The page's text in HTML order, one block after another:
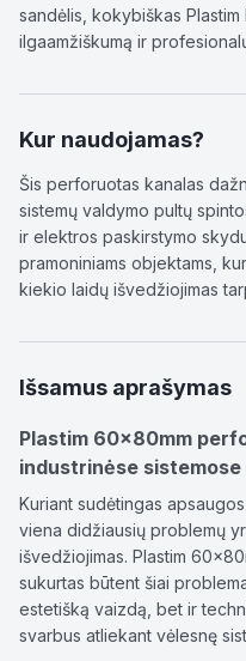
sandėlis, kokybiškas
ilgaamžiškumą ir
Kur naudojamas?
Šis perforuotas kanalas
sistemų valdymo pultų
ir elektros paskirstymo
pramoniniams objektams,
kiekio laidų išvedžiojimas
Išsamus aprašymas
Plastim 60x80mm
industrinėse sistemose
Kuriant sudėtingas
viena didžiausių problemų
išvedžiojimas. Plastim
sukurtas būtent šiai
estetišką vaizdą, bet ir
svarbus atliekant vėlesnę